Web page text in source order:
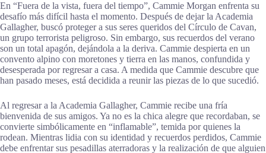
En “Fuera de la vista, fuera del tiempo”, Cammie Morgan enfrenta su
desafío más difícil hasta el momento. Después de dejar la Academia
Gallagher, buscó proteger a sus seres queridos del Círculo de Cavan,
un grupo terrorista peligroso. Sin embargo, sus recuerdos del verano
son un total apagón, dejándola a la deriva. Cammie despierta en un
convento alpino con moretones y tierra en las manos, confundida y
desesperada por regresar a casa. A medida que Cammie descubre que
han pasado meses, está decidida a reunir las piezas de lo que sucedió.
Al regresar a la Academia Gallagher, Cammie recibe una fría
bienvenida de sus amigos. Ya no es la chica alegre que recordaban, se
convierte simbólicamente en “inflamable”, temida por quienes la
rodean. Mientras lidia con su identidad y recuerdos perdidos, Cammie
debe enfrentar sus pesadillas aterradoras y la realización de que alguien